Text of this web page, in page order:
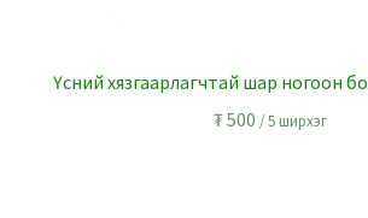
Үсний хязгаарлагчтай шар ногоон
₮500 / 5 ширхэг